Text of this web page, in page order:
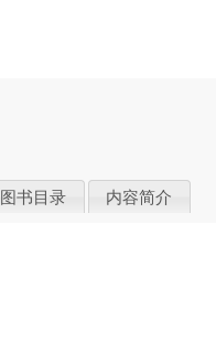
图书目录 内容简介